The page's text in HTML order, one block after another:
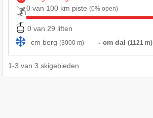
0 van 100 km piste (0% open)
0 van 29 liften
- cm berg (3000 m) - cm dal (1121 m)
1-3 van 3 skigebieden